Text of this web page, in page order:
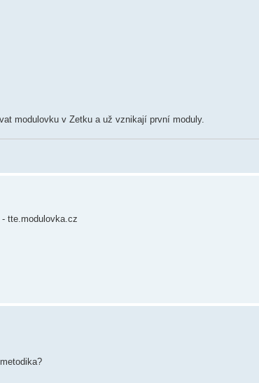
modulovku v Zetku a už vznikají první moduly.
tte.modulovka.cz